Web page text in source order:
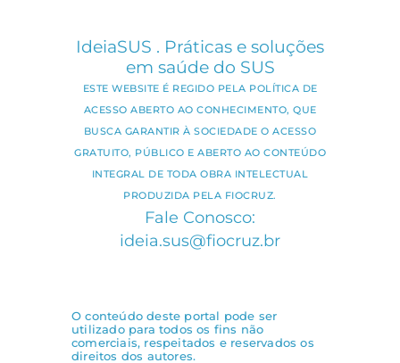
IdeiaSUS . Práticas e soluções
em saúde do SUS
ESTE WEBSITE É REGIDO PELA POLÍTICA DE
ACESSO ABERTO AO CONHECIMENTO, QUE
BUSCA GARANTIR À SOCIEDADE O ACESSO
GRATUITO, PÚBLICO E ABERTO AO CONTEÚDO
INTEGRAL DE TODA OBRA INTELECTUAL
PRODUZIDA PELA FIOCRUZ.
Fale Conosco:
ideia.sus@fiocruz.br
O conteúdo deste portal pode ser
utilizado para todos os fins não
comerciais, respeitados e reservados os
direitos dos autores.